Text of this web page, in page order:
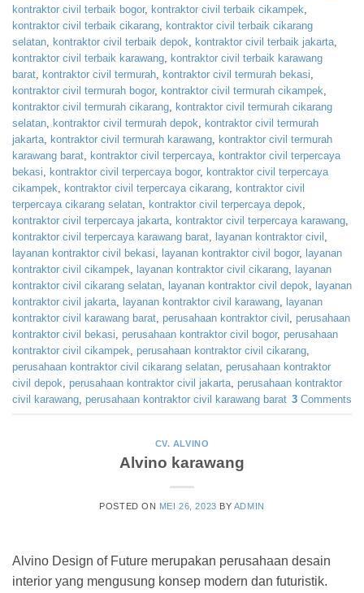
kontraktor civil terbaik bogor, kontraktor civil terbaik cikampek
kontraktor civil terbaik cikarang kontraktor civil terbaik cikarang
selatan kontraktor civil terbaik depok kontraktor civil terbaik jakarta
kontraktor civil terbaik karawang kontraktor civil terbaik karawang
barat kontraktor civil termurah kontraktor civil termurah bekasi
kontraktor civil termurah bogor, kontraktor civil termurah cikampek
kontraktor civil termurah cikarang kontraktor civil termurah cikarang
selatan kontraktor civil termurah depok
kontraktor civil termurah
jakarta kontraktor civil termurah karawang kontraktor civil termurah
karawang barat kontraktor civil terpercaya kontraktor civil terpercaya
bekasi
kontraktor civil terpercaya bogor, kontraktor civil terpercaya
cikampek
kontraktor civil terpercaya cikarang kontraktor civil
terpercaya cikarang selatan kontraktor civil terpercaya depok
kontraktor civil terpercaya jakarta kontraktor civil terpercaya karawang
kontraktor civil terpercaya karawang barat layanan kontraktor civil
layanan kontraktor civil bekasi
layanan kontraktor civil bogor, layanan
kontraktor civil cikampek
layanan kontraktor civil cikarang layanan
kontraktor civil cikarang selatan layanan kontraktor civil depok
layanan
kontraktor civil jakarta layanan kontraktor civil karawang layanan
kontraktor civil karawang barat perusahaan kontraktor civil perusahaan
kontraktor civil bekasi perusahaan kontraktor civil bogor, perusahaan
kontraktor civil cikampek perusahaan kontraktor civil cikarang
perusahaan kontraktor civil cikarang selatan perusahaan kontraktor
civil depok perusahaan kontraktor civil jakarta perusahaan kontraktor
civil karawang perusahaan kontraktor civil karawang barat 3 Comments
CV. ALVINO
Alvino karawang
POSTED ON MEI 26, 2023 BY ADMIN
Alvino Design of Future merupakan perusahaan desain
interior yang mengusung konsep modern dan futuristik.